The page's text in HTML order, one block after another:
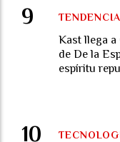
Kast llega a
de De la
espíritu
TENDENCIA